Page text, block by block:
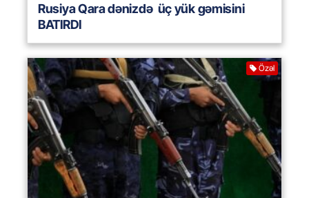
Rusiya Qara dənizdə üç yük gəmisini
BATIRDI
Özəl